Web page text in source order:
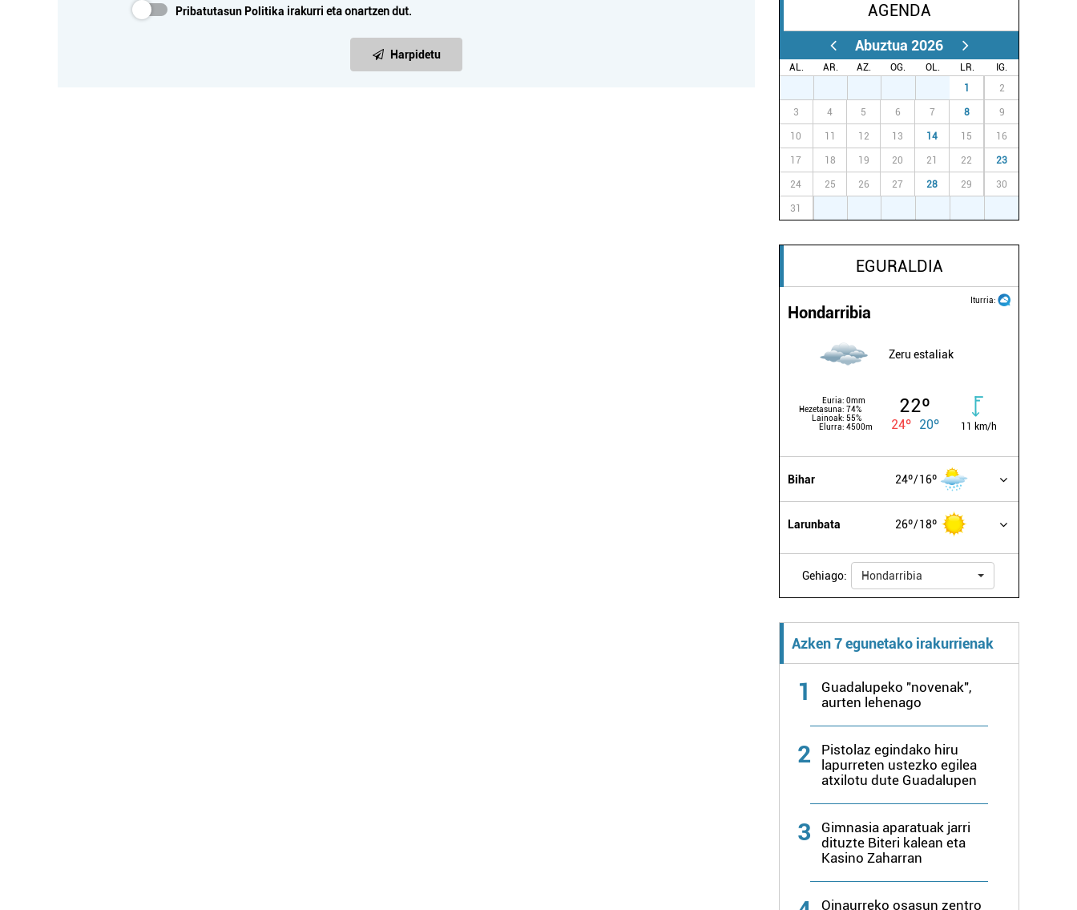
Pribatutasun Politika irakurri eta onartzen dut.
Harpidetu
AGENDA
Abuztua 2026
AL. AR. AZ. OG. OL. LR.
IG.
1 2
3 4 5 6 7 8 9
10 11 12 13 14 15 16
17 18 19 20 21 22 23
24 25 26 27 28 29 30
31
EGURALDIA
Iturria:
Hondarribia
Zeru estaliak
Euria: 0mm
Hezetasuna: 74%
Lainoak: 55%
Elurra: 4500m
22º
24º 20º 11 km/h
Bihar 24º 16º
Larunbata 26º 18º
Gehiago: Hondarribia
Azken 7 egunetako irakurrienak
1
Guadalupeko "novenak",
aurten lehenago
2
Pistolaz egindako hiru
lapurreten ustezko egilea
atxilotu dute Guadalupen
3
Gimnasia aparatuak jarri
dituzte Biteri kalean eta
Kasino Zaharran
Oinaurreko osasun zentro